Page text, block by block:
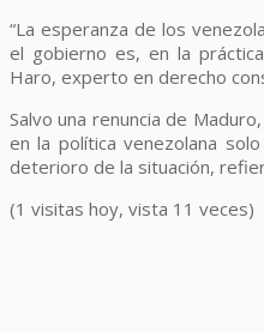
“La esperanza de los
el gobierno es, en la
Haro, experto en derecho
Salvo una renuncia de
en la política venezolana
deterioro de la situación,
(1 visitas hoy, vista 11 veces)